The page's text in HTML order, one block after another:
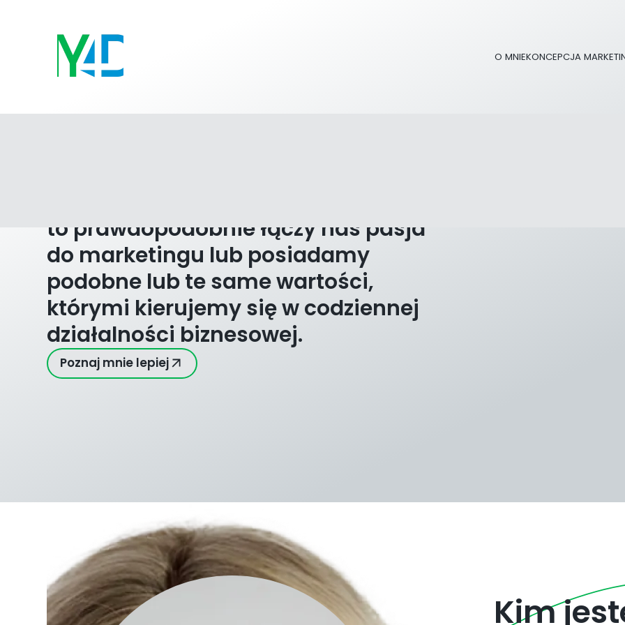
O MNIEKONCEPCJA
to prawdopodobnie łączy nas pasja
do marketingu lub posiadamy
podobne lub te same wartości,
którymi kierujemy się w codziennej
działalności biznesowej.
Poznaj mnie lepiej
Kim